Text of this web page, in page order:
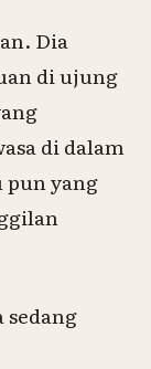
Dia
di ujung
di dalam
pun yang